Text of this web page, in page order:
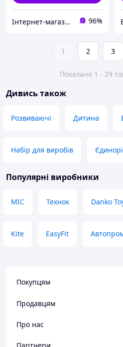
Інтернет-магазин "NOWA" - товари для всієї родини! 96%
1 2 3
Показано 1 - 29
Дивись також
Розвиваючі Дитина
Набір для виробів
Популярні виробники
MIC Технок Danko
Kite EasyFit
Покупцям
Продавцям
Про нас